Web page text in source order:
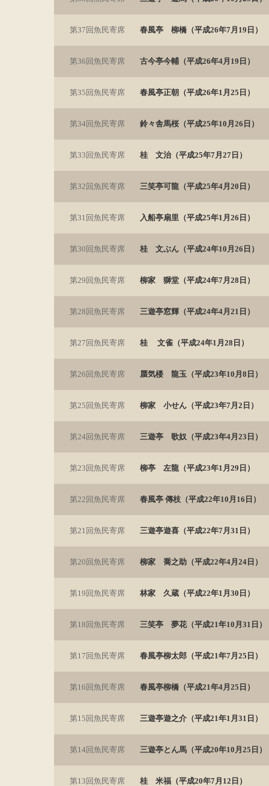
第37回魚民寄席 春風亭 柳橋（平成26年7月19日）
第36回魚民寄席 古今亭今輔（平成26年4月19日）
第35回魚民寄席 春風亭正朝（平成26年1月25日）
第34回魚民寄席 鈴々舎馬桜（平成25年10月26日）
第33回魚民寄席 桂 文治（平成25年7月27日）
第32回魚民寄席 三笑亭可龍（平成25年4月20日）
第31回魚民寄席 入船亭扇里（平成25年1月26日）
第30回魚民寄席 桂 文ぶん（平成24年10月26日）
第29回魚民寄席 柳家 獅堂（平成24年7月28日）
第28回魚民寄席 三遊亭窓輝（平成24年4月21日）
第27回魚民寄席 桂 文雀（平成24年1月28日）
第26回魚民寄席 蜃気楼 龍玉（平成23年10月8日）
第25回魚民寄席 柳家 小せん（平成23年7月2日）
第24回魚民寄席 三遊亭 歌奴（平成23年4月23日）
第23回魚民寄席 柳亭 左龍（平成23年1月29日）
第22回魚民寄席 春風亭 傳枝（平成22年10月16日）
第21回魚民寄席 三遊亭遊喜（平成22年7月31日）
第20回魚民寄席 柳家 喬之助（平成22年4月24日）
第19回魚民寄席 林家 久蔵（平成22年1月30日）
第18回魚民寄席 三笑亭 夢花（平成21年10月31日）
第17回魚民寄席 春風亭柳太郎（平成21年7月25日）
第16回魚民寄席 春風亭柳橋（平成21年4月25日）
第15回魚民寄席 三遊亭遊之介（平成21年1月31日）
第14回魚民寄席 三遊亭とん馬（平成20年10月25日）
第13回魚民寄席 桂 米福（平成20年7月12日）